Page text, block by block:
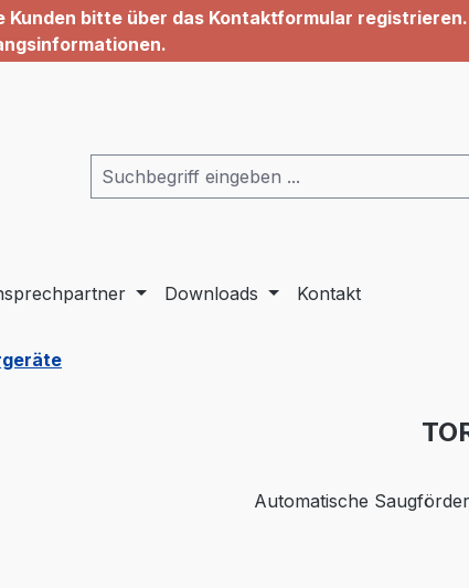
Kunden bitte über das Kontaktformular
Downloads Kontakt
Automatische